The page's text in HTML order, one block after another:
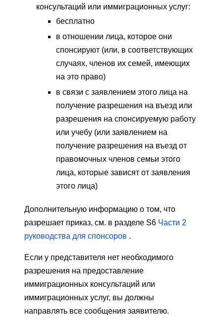
консультаций или иммиграционных услуг:
бесплатно
в отношении лица, которое они
спонсируют (или, в соответствующих
случаях, членов их семей, имеющих
на это право)
в связи с заявлением этого лица на
получение разрешения на въезд или
разрешения на спонсируемую работу
или учебу (или заявлением на
получение разрешения на въезд от
правомочных членов семьи этого
лица, которые зависят от заявления
этого лица)
Дополнительную информацию о том, что
разрешает приказ, см. в разделе S6 Части 2
руководства для спонсоров .
Если у представителя нет необходимого
разрешения на предоставление
иммиграционных консультаций или
иммиграционных услуг, вы должны
направлять все сообщения заявителю.